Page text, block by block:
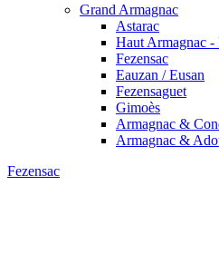
Grand Armagnac
Astarac
Haut Armagnac -
Fezensac
Eauzan / Eusan
Fezensaguet
Gimoès
Armagnac &
Armagnac &
Fezensac